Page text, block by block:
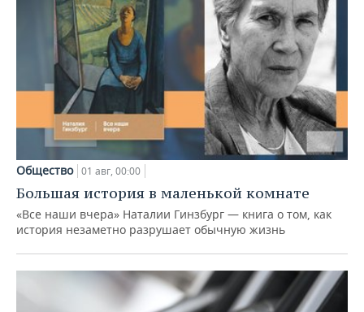
Общество 01 авг, 00:00
Большая история в маленькой комнате
«Все наши вчера» Наталии Гинзбург — книга о том, как
история незаметно разрушает обычную жизнь